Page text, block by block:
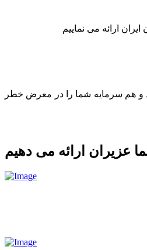
ارائه می نماییم
و هم سرمایه شما را در معرض خطر
عزیران ارائه می دهیم